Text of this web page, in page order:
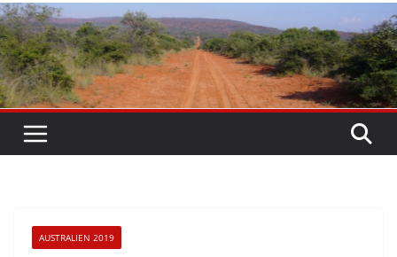
AUSTRALIEN 2019